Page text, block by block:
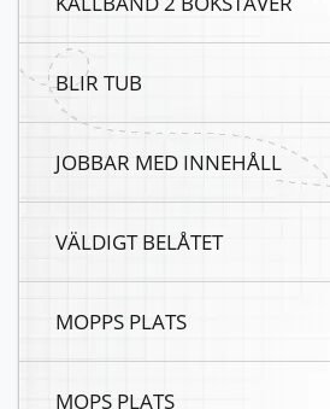
BLIR TUB
JOBBAR MED INNEHÅLL
VÄLDIGT BELÅTET
MOPPS PLATS
MOPS PLATS